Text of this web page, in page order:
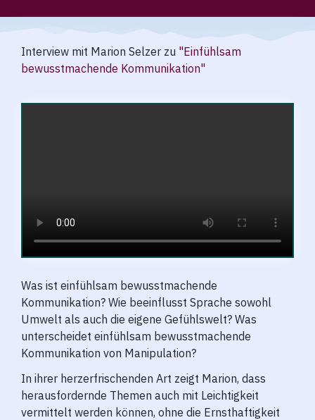
Interview mit Marion Selzer zu "Einfühlsam
bewusstmachende Kommunikation"
Was ist einfühlsam bewusstmachende
Kommunikation? Wie beeinflusst Sprache sowohl
Umwelt als auch die eigene Gefühlswelt? Was
unterscheidet einfühlsam bewusstmachende
Kommunikation von Manipulation?
In ihrer herzerfrischenden Art zeigt Marion, dass
herausfordernde Themen auch mit Leichtigkeit
vermittelt werden können, ohne die Ernsthaftigkeit